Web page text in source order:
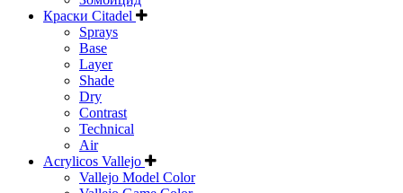
Краски Citadel
Sprays
Base
Layer
Shade
Dry
Contrast
Technical
Air
Acrylicos Vallejo
Vallejo Model Color